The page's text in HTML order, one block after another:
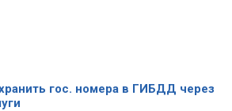
гос. номера в ГИБДД через